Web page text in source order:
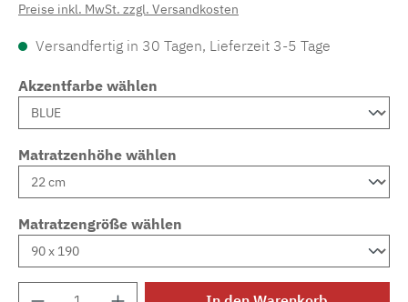
Preise inkl. MwSt. zzgl. Versandkosten
Versandfertig in 30 Tagen, Lieferzeit 3-5 Tage
Akzentfarbe wählen
Matratzenhöhe wählen
Matratzengröße wählen
Produkt Anzahl: Gib den gewünschten